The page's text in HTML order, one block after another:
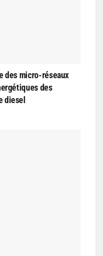
des micro-réseaux
des
diesel